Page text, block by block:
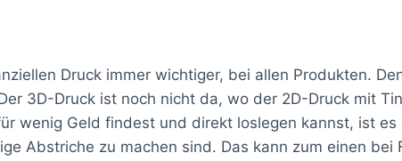
Druck immer wichtiger, bei allen Produkten.
3D-Druck ist noch nicht da, wo der 2D-Druck mit
wenig Geld findest und direkt loslegen kannst, ist
Abstriche zu machen sind. Das kann zum einen